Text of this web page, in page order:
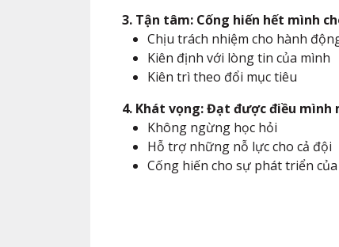
3. Tận tâm: Cống hiến hết mình
Chịu trách nhiệm cho hành
Kiên định với lòng tin của mình
Kiên trì theo đổi mục tiêu
4. Khát vọng: Đạt được điều mình
Không ngừng học hỏi
Hỗ trợ những nỗ lực cho cả đội
Cống hiến cho sự phát triển